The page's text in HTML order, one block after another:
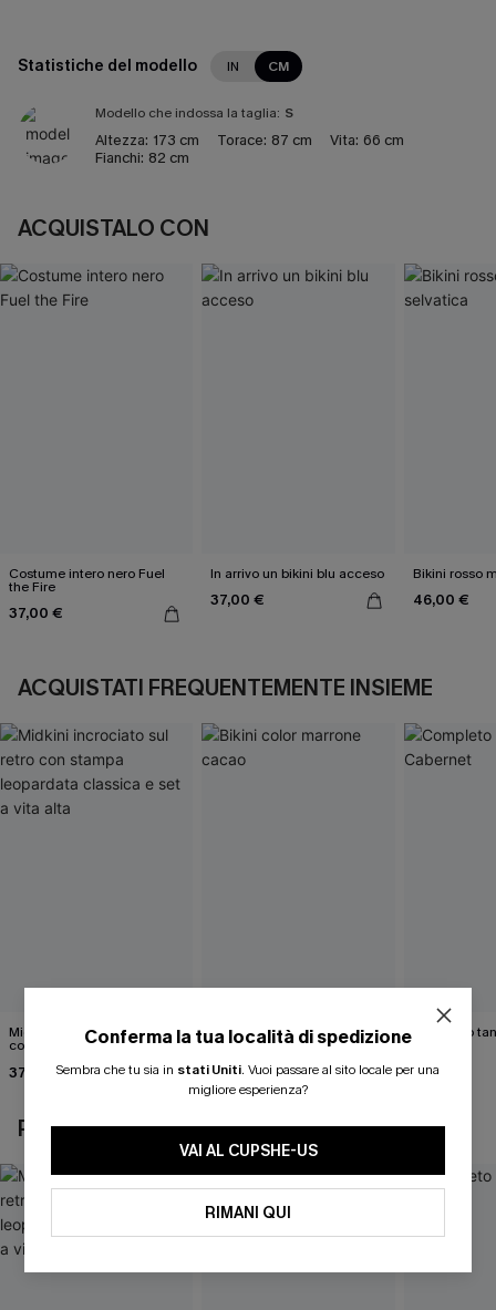
Statistiche del modello IN CM
Modello che indossa la taglia: S
Altezza: 173 cm Torace: 87 cm Vita: 66 cm
Fianchi: 82 cm
ACQUISTALO CON
Costume intero nero Fuel
the Fire
37,00 €
In arrivo un bikini blu acceso
37,00 €
Bikini rosso
46,00 €
ACQUISTATI FREQUENTEMENTE INSIEME
Midkini incrociato sul retro
con stampa leopardata
37,00 €
Bikini color marrone cacao Completo
40,00 €
POTREBBE INTERESSARTI ANCHE
Conferma la tua località di spedizione
Sembra che tu sia in stati Uniti. Vuoi passare al sito locale per una
migliore esperienza?
VAI AL CUPSHE-US
RIMANI QUI